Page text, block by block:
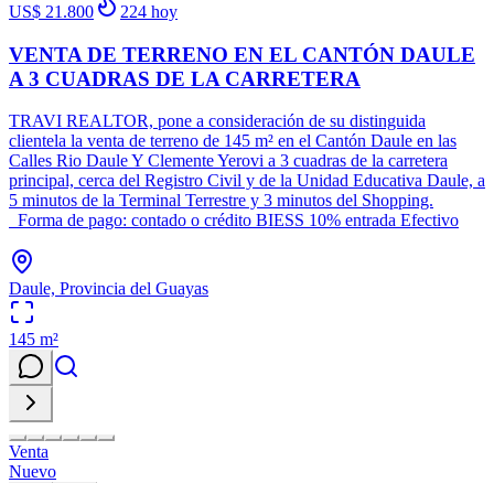
US$ 21.800 224 hoy
VENTA DE TERRENO EN EL CANTÓN DAULE
A 3 CUADRAS DE LA CARRETERA
TRAVI REALTOR, pone a consideración de su distinguida
clientela la venta de terreno de 145 m² en el Cantón Daule en las
Calles Rio Daule Y Clemente Yerovi a 3 cuadras de la carretera
principal, cerca del Registro Civil y de la Unidad Educativa Daule, a
5 minutos de la Terminal Terrestre y 3 minutos del Shopping.
Forma de pago: contado o crédito BIESS 10% entrada Efectivo
Daule, Provincia del Guayas
145 m²
Venta
Nuevo